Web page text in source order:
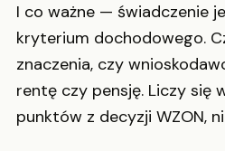
I co ważne — świadczenie
kryterium dochodowego.
znaczenia, czy
rentę czy pensję. Liczy się
punktów z decyzji WZON,